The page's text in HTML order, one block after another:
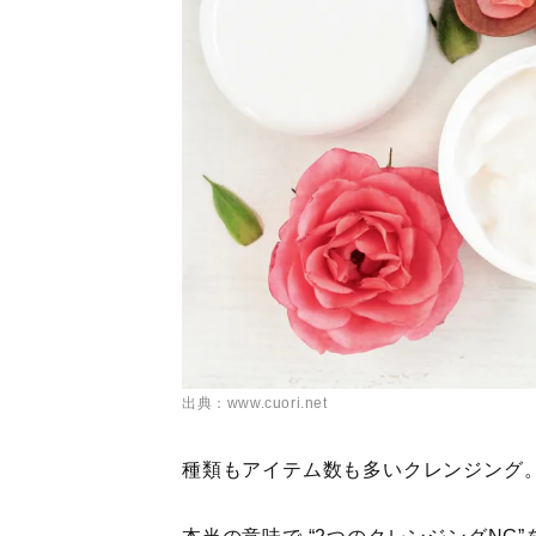
出典：www.cuori.net
種類もアイテム数も多いクレンジング